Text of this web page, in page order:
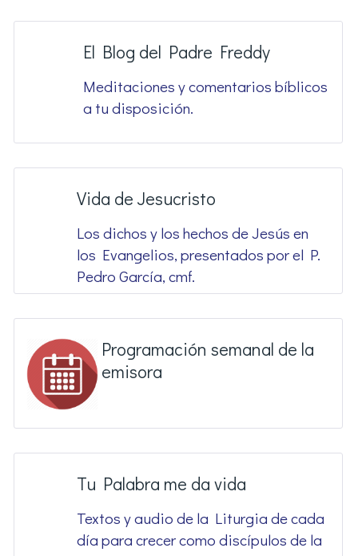
El Blog del Padre Freddy
Meditaciones y comentarios bíblicos
a tu disposición.
Vida de Jesucristo
Los dichos y los hechos de Jesús en
los Evangelios, presentados por el P.
Pedro García, cmf.
Programación semanal de la
emisora
Tu Palabra me da vida
Textos y audio de la Liturgia de cada
día para crecer como discípulos de la